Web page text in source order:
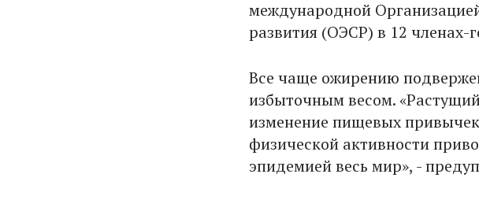
международной
развития (ОЭСР) в 12 членах-
Все чаще ожирению
избыточным весом.
изменение пищевых
физической активности
эпидемией весь мир», -